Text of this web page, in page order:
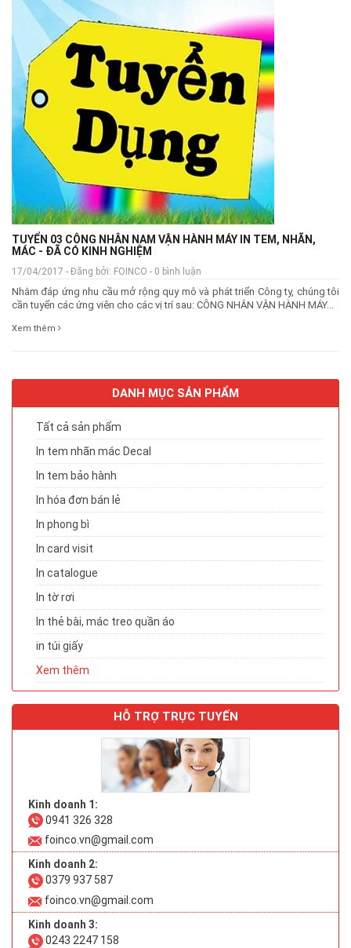
TUYỂN 03 CÔNG NHÂN NAM VẬN HÀNH MÁY IN TEM, NHÃN,
MÁC - ĐÃ CÓ KINH NGHIỆM
17/04/2017 - Đăng bởi: FOINCO - 0 bình luận
Nhằm đáp ứng nhu cầu mở rộng quy mô và phát triển Công ty, chúng tôi
cần tuyển các ứng viên cho các vị trí sau: CÔNG NHÂN VẬN HÀNH MÁY...
Xem thêm
DANH MỤC SẢN PHẨM
Tất cả sản phẩm
In tem nhãn mác Decal
In tem bảo hành
In hóa đơn bán lẻ
In phong bì
In card visit
In catalogue
In tờ rơi
In thẻ bài, mác treo quần áo
in túi giấy
Xem thêm
HỖ TRỢ TRỰC TUYẾN
Kinh doanh 1:
0941 326 328
foinco.vn@gmail.com
Kinh doanh 2:
0379 937 587
foinco.vn@gmail.com
Kinh doanh 3:
0243 2247 158